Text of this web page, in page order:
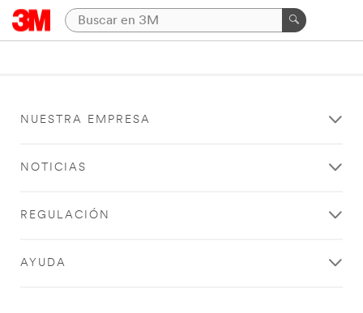
NUESTRA EMPRESA
NOTICIAS
REGULACIÓN
AYUDA